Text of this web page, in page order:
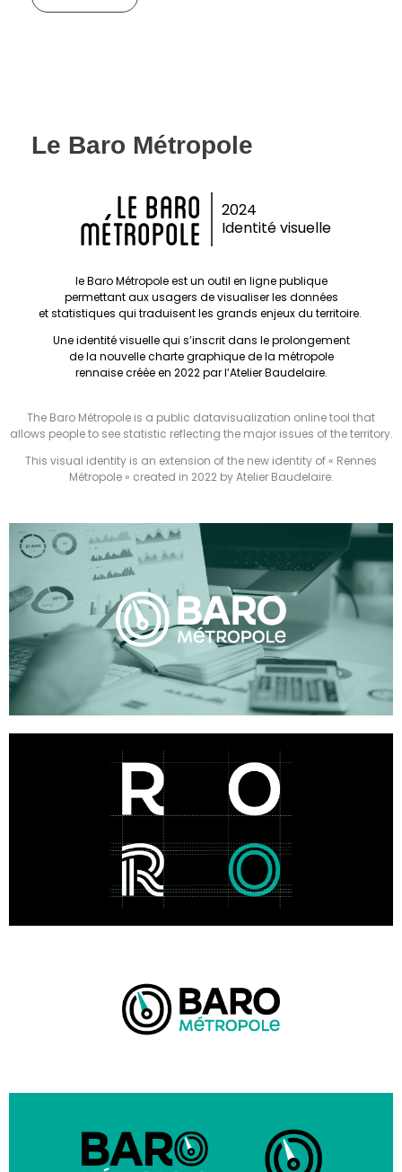
Le Baro Métropole
LE BARo
MÉTROPOLE
2024
Identité visuelle
le Baro Métropole est un outil en ligne publique
permettant aux usagers de visualiser les données
et statistiques qui traduisent les grands enjeux du territoire.
Une identité visuelle qui s’inscrit dans le prolongement
de la nouvelle charte graphique de la métropole
rennaise créée en 2022 par l’Atelier Baudelaire.
The Baro Métropole is a public datavisualization online tool that
allows people to see statistic reflecting the major issues of the territory.
This visual identity is an extension of the new identity of « Rennes
Métropole » created in 2022 by Atelier Baudelaire.